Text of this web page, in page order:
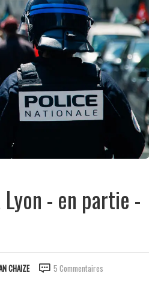
- en partie -
CHAIZE 5 Commentaires